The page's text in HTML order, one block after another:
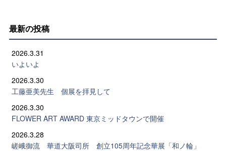
最新の投稿
2026.3.31
いよいよ
2026.3.30
工藤亜美先生 個展を拝見して
2026.3.30
FLOWER ART AWARD 東京ミッドタウンで開催
2026.3.28
嵯峨御流 華道大阪司所 創立105周年記念華展「和ノ輪」